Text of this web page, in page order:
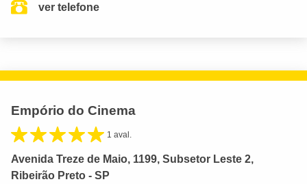
ver telefone
Empório do Cinema
1 aval.
Avenida Treze de Maio, 1199, Subsetor Leste 2,
Ribeirão Preto - SP